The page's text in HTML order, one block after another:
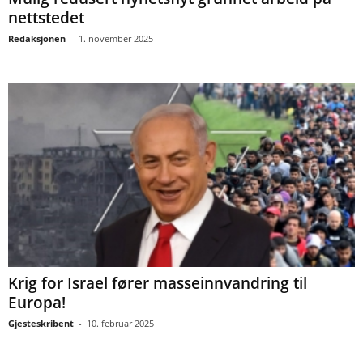
nettstedet
Redaksjonen - 1. november 2025
Krig for Israel fører masseinnvandring til
Europa!
Gjesteskribent - 10. februar 2025